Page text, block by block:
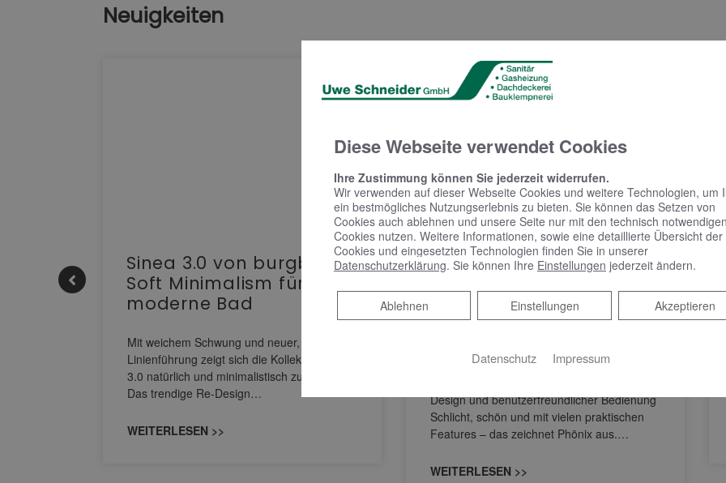
Neuigkeiten
Sinea 3.0 von burgbad:
Soft Minimalism für das
moderne Bad
Mit weichem Schwung und neuer, markanter
Linienführung zeigt sich die Kollektion Sinea
3.0 natürlich und minimalistisch zugleich.
Das trendige Re-Design…
WEITERLESEN >>
KEUCO PHÖNIX –
mit reduziertem Design
und benutzerfreundlicher
Design und benutzerfreundlicher Bedienung
Schlicht, schön und mit vielen praktischen
Features – das zeichnet Phönix aus.…
WEITERLESEN >>
Diese Webseite verwendet Cookies
Ihre Zustimmung können Sie jederzeit widerrufen.
Wir verwenden auf dieser Webseite Cookies und weitere Technologien, um
ein bestmögliches Nutzungserlebnis zu bieten. Sie können das Setzen von
Cookies auch ablehnen und unsere Seite nur mit den technisch notwendigen
Cookies nutzen. Weitere Informationen, sowie eine detaillierte Übersicht der
Cookies und eingesetzten Technologien finden Sie in unserer
Datenschutzerklärung. Sie können Ihre Einstellungen jederzeit ändern.
Akzeptieren
Einstellungen
Ablehnen
Ablehnen
Datenschutz Impressum